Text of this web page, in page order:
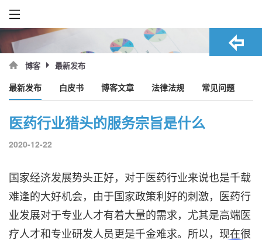
博客 最新发布
最新发布 白皮书 博客文章 法律法规 常见问题
医药行业猎头的服务宗旨是什么
2020-12-22
国家经济发展势头正好，对于医药行业来说也是千载
难逢的大好机会，由于国家政策利好的刺激，医药行
业发展对于专业人才有着大量的需求，尤其是高端医
疗人才和专业研发人员更是千金难求。所以，现在很